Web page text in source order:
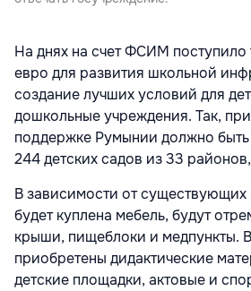
На днях на счет ФСИМ
евро для развития школьной
создание лучших условий для
дошкольные учреждения. Так,
поддержке Румынии должно
244 детских садов из 33
В зависимости от существующих
будет куплена мебель, будут
крыши, пищеблоки и медпункты.
приобретены дидактические
детские площадки, актовые и